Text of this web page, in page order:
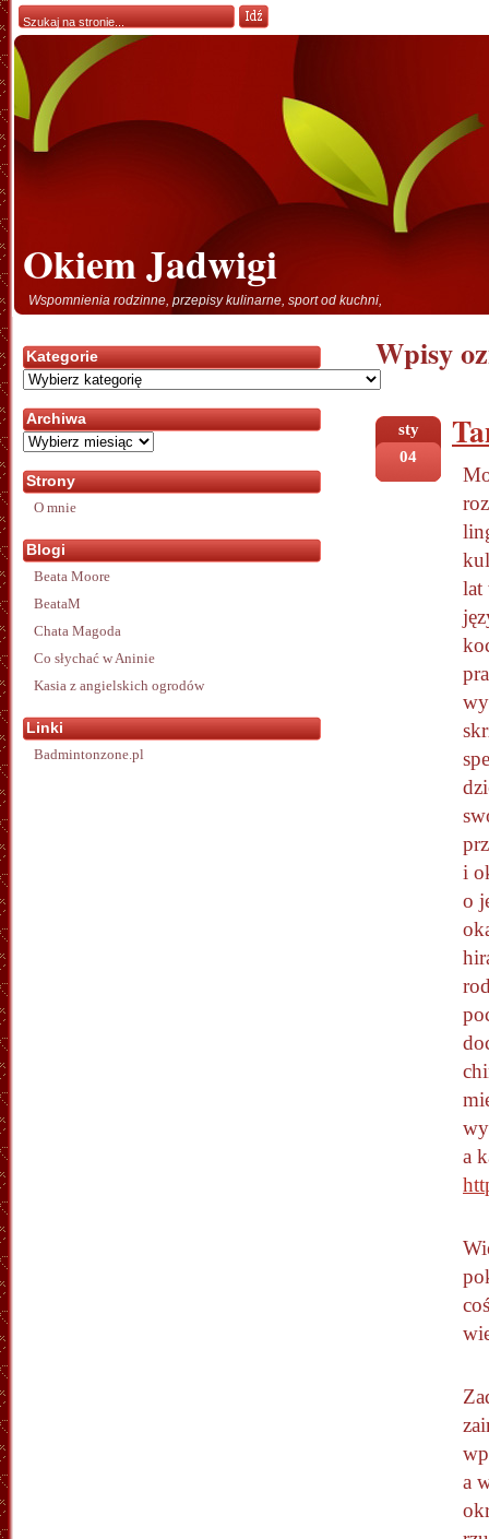
Okiem Jadwigi
Wspomnienia rodzinne, przepisy kulinarne, sport od kuchni,
Wpisy
sty
04
lat
i
o
a
a
Kategorie
Kategorie
Archiwa
Archiwa
Strony
O mnie
Blogi
Beata Moore
BeataM
Chata Magoda
Co słychać w Aninie
Kasia z angielskich ogrodów
Linki
Badmintonzone.pl